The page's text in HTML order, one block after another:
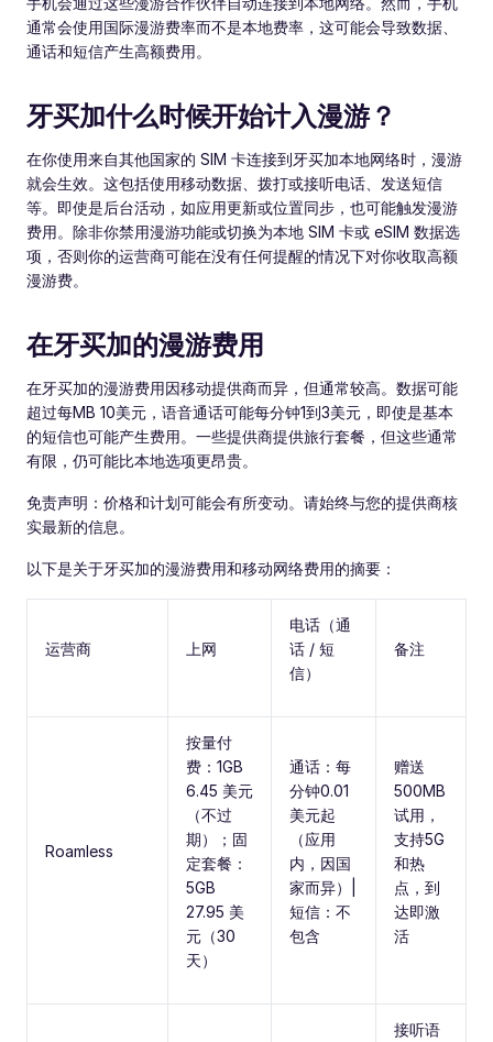
通常会使用国际漫游费率而不是本地费率，这可能会导致数据、
通话和短信产生高额费用。
牙买加什么时候开始计入漫游？
在你使用来自其他国家的 SIM 卡连接到牙买加本地网络时，漫游
就会生效。这包括使用移动数据、拨打或接听电话、发送短信
等。即使是后台活动，如应用更新或位置同步，也可能触发漫游
费用。除非你禁用漫游功能或切换为本地 SIM 卡或 eSIM 数据选
项，否则你的运营商可能在没有任何提醒的情况下对你收取高额
漫游费。
在牙买加的漫游费用
在牙买加的漫游费用因移动提供商而异，但通常较高。数据可能
超过每MB 10美元，语音通话可能每分钟1到3美元，即使是基本
的短信也可能产生费用。一些提供商提供旅行套餐，但这些通常
有限，仍可能比本地选项更昂贵。
免责声明：价格和计划可能会有所变动。请始终与您的提供商核
实最新的信息。
以下是关于牙买加的漫游费用和移动网络费用的摘要：
运营商 上网
电话（通
话 / 短
信）
备注
Roamless
按量付
费：1GB
6.45 美元
（不过
期）；固
定套餐：
5GB
27.95 美
元（30
天）
通话：每
分钟0.01
美元起
（应用
内，因国
家而异）|
短信：不
包含
赠送
500MB
试用，
支持5G
和热
点，到
达即激
活
接听语